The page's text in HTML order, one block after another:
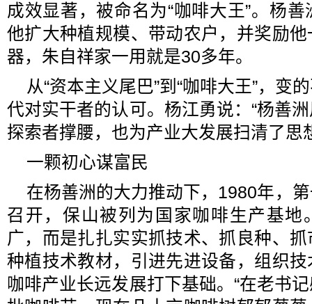
成效显著，被命名为“咖啡大王”。杨
他扩大种植规模、带动农户，并奖励
器，朱自祥家一用就是30多年。
从“资本主义尾巴”到“咖啡大王”，变
代对实干者的认可。杨江勇说：“杨善
探索者撑腰，也为产业大发展扫清了思
一颗初心谋富民
在杨善洲的大力推动下，1980年，
召开，保山被列为国家咖啡生产基地
广，而是扎扎实实抓技术、抓良种、
种植技术教材，引进先进设备，组织
咖啡产业长远发展打下基础。“在老书